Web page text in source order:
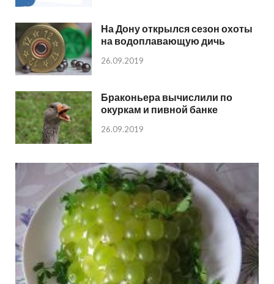
На Дону открылся сезон охоты
на водоплавающую дичь
26.09.2019
Браконьера вычислили по
окуркам и пивной банке
26.09.2019